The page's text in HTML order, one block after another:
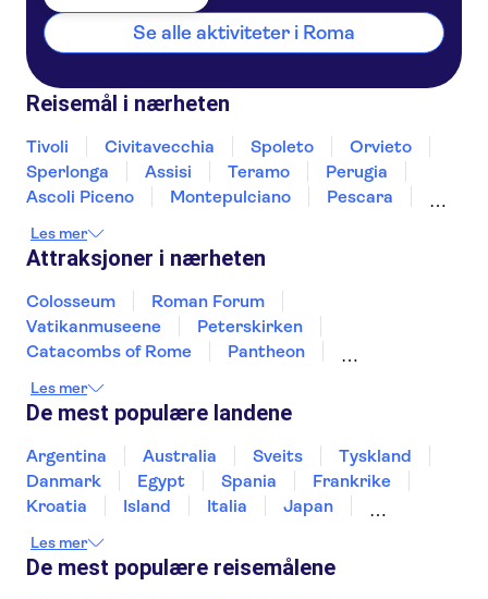
Se alle aktiviteter i Roma
Reisemål i nærheten
Tivoli Civitavecchia Spoleto
Orvieto
Sperlonga
Assisi Teramo
Perugia
Ascoli Piceno
Montepulciano
Pescara
Les mer
Attraksjoner i nærheten
Colosseum
Roman Forum
Vatikanmuseene
Peterskirken
Catacombs of Rome
Pantheon
Det sixtinske kapell
Amalfikysten
Fiumicino Airport
Det skjeve tårnet i Pisa
Murano and Burano
Uffizi-galleriet
Sea caves of Polignano a Mare
Les mer
De mest populære landene
Argentina Australia Sveits
Tyskland
Danmark
Egypt Spania
Frankrike
Kroatia
Island Italia
Japan
Portugal
Sverige Thailand
Les mer
De mest populære reisemålene